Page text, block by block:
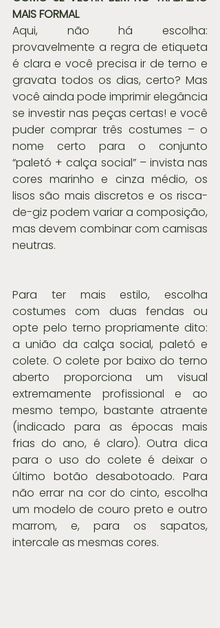
MAIS FORMAL
Aqui, não há escolha:
provavelmente a regra de etiqueta
é clara e você precisa ir de terno e
gravata todos os dias, certo? Mas
você ainda pode imprimir elegância
se investir nas peças certas! e você
puder comprar três costumes – o
nome certo para o conjunto
“paletó + calça social” – invista nas
cores marinho e cinza médio, os
lisos são mais discretos e os risca-
de-giz podem variar a composição,
mas devem combinar com camisas
neutras.
Para ter mais estilo, escolha
costumes com duas fendas ou
opte pelo terno propriamente dito:
a união da calça social, paletó e
colete. O colete por baixo do terno
aberto proporciona um visual
extremamente profissional e ao
mesmo tempo, bastante atraente
(indicado para as épocas mais
frias do ano, é claro). Outra dica
para o uso do colete é deixar o
último botão desabotoado. Para
não errar na cor do cinto, escolha
um modelo de couro preto e outro
marrom, e, para os sapatos,
intercale as mesmas cores.